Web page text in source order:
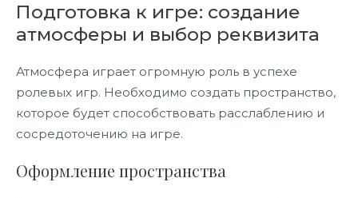
Подготовка к игре: создание
атмосферы и выбор реквизита
Атмосфера играет огромную роль в успехе
ролевых игр. Необходимо создать пространство,
которое будет способствовать расслаблению и
сосредоточению на игре.
Оформление пространства